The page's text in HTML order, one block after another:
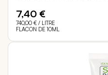
7,40 €
740,00 € / LITRE
FLACON DE 10ML